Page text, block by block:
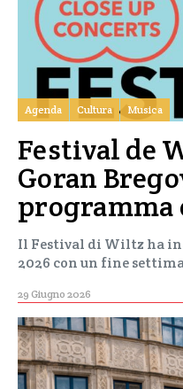
Agenda Cultura Musica
Festival de
Goran
programma
Il Festival di Wiltz ha
2026 con un fine
29 Giugno 2026